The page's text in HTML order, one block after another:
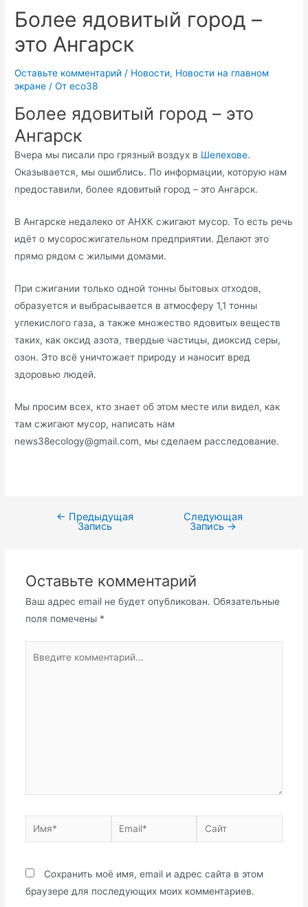
Более ядовитый город –
это Ангарск
Оставьте комментарий / Новости, Новости на главном
экране / От eco38
Более ядовитый город – это
Ангарск
Вчера мы писали про грязный воздух в Шелехове.
Оказывается, мы ошиблись. По информации, которую нам
предоставили, более ядовитый город – это Ангарск.
В Ангарске недалеко от АНХК сжигают мусор. То есть речь
идёт о мусоросжигательном предприятии. Делают это
прямо рядом с жилыми домами.
При сжигании только одной тонны бытовых отходов,
образуется и выбрасывается в атмосферу 1,1 тонны
углекислого газа, а также множество ядовитых веществ
таких, как оксид азота, твердые частицы, диоксид серы,
озон. Это всё уничтожает природу и наносит вред
здоровью людей.
Мы просим всех, кто знает об этом месте или видел, как
там сжигают мусор, написать нам
news38ecology@gmail.com, мы сделаем расследование.
Навигация
← Предыдущая
Запись
Следующая
Запись →
Оставьте комментарий
Ваш адрес email не будет опубликован. Обязательные
поля помечены *
Имя* Email* Сайт
Сохранить моё имя, email и адрес сайта в этом
браузере для последующих моих комментариев.